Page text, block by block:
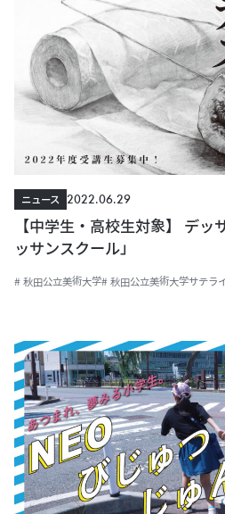
ニュース
2022.06.29
【中学生・高校生対象】 デッ
ッサンスクール」
# 秋田公立美術大学# 秋田公立美術大学サテラ